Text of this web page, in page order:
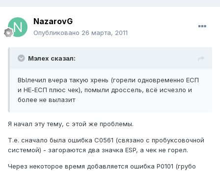
NazarovG
Опубликовано 26 марта, 2011
Мэлех сказал:
ВЫлечил вчера такую хрень (горели одновременно ЕСП
и НЕ-ЕСП плюс чек), помыли дроссель, всё исчезло и
более не вылазит
Я начал эту тему, с этой же проблемы.
Т.е. сначало была ошибка С0561 (связано с пробуксовочной
системой) - загораются два значка ESP, а чек не горел.
Через некоторое время добавляется ошибка P0101 (грубо